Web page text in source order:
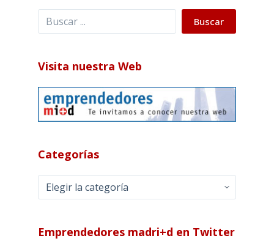
Buscar Buscar
Visita nuestra Web
Categorías
Categorías
Emprendedores madri+d en Twitter